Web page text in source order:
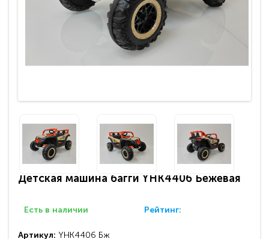
Детская машина багги YHK4406 Бежевая
Есть в наличии Рейтинг:
Артикул: YHK4406 Бж